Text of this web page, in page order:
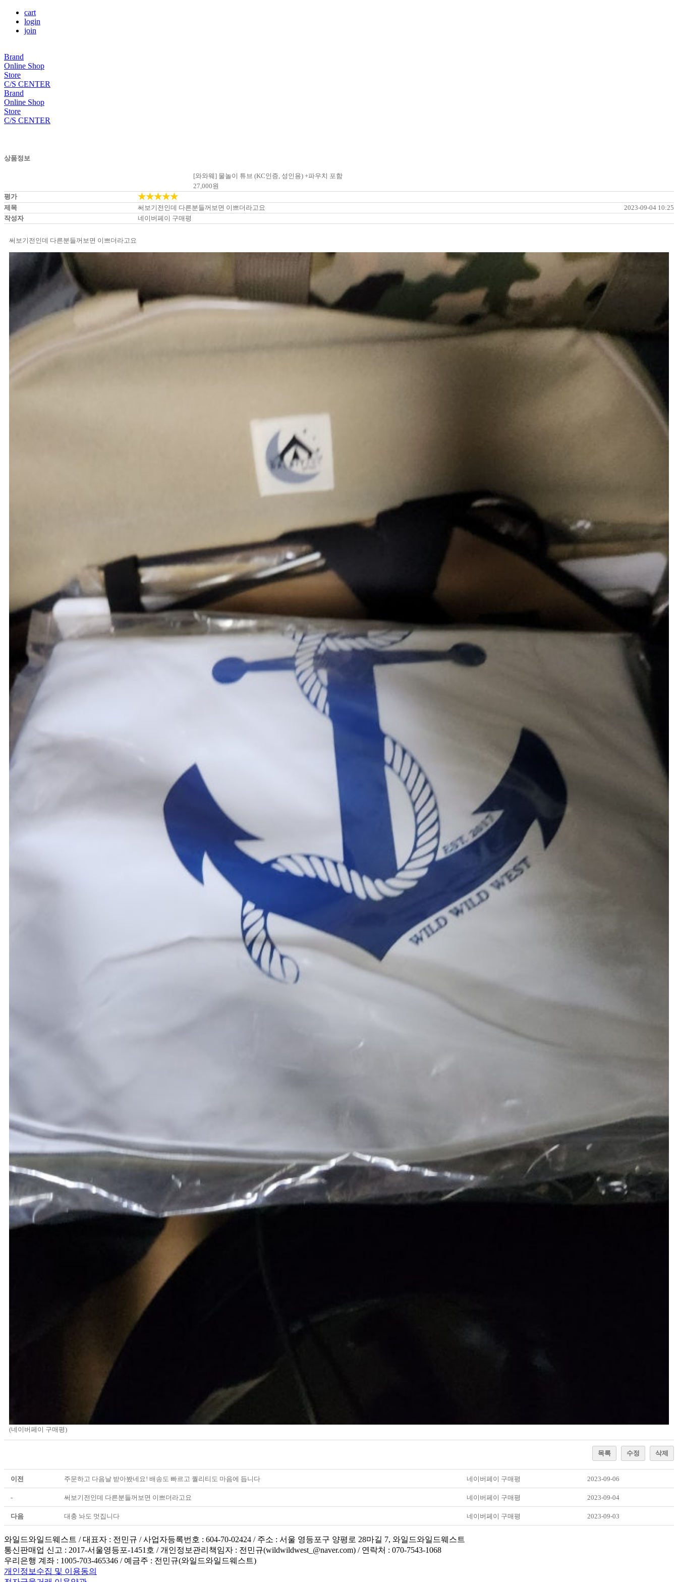
cart
login
join
Brand
Online Shop
Store
C/S CENTER
Brand
Online Shop
Store
C/S CENTER
상품정보
[와와웨] 물놀이 튜브 (KC인증, 성인용) +파우치 포함
27,000원
평가
★★★★★
제목 써보기전인데 다른분들꺼보면 이쁘더라고요
2023-09-04 10:25
작성자
네이버페이 구매평
써보기전인데 다른분들꺼보면 이쁘더라고요
(네이버페이 구매평)
목록 수정 삭제
이전 주문하고 다음날 받아봤네요! 배송도 빠르고 퀄리티도 마음에 듭니다 네이버페이 구매평 2023-09-06
- 써보기전인데 다른분들꺼보면 이쁘더라고요 네이버페이 구매평 2023-09-04
다음 대충 놔도 멋집니다 네이버페이 구매평 2023-09-03
와일드와일드웨스트 / 대표자 : 전민규 / 사업자등록번호 : 604-70-02424 / 주소 : 서울 영등포구 양평로 28마길 7, 와일드와일드웨스트
통신판매업 신고 : 2017-서울영등포-1451호 / 개인정보관리책임자 : 전민규(wildwildwest_@naver.com) / 연락처 : 070-7543-1068
우리은행 계좌 : 1005-703-465346 / 예금주 : 전민규(와일드와일드웨스트)
개인정보수집 및 이용동의